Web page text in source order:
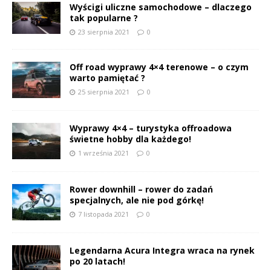
Wyścigi uliczne samochodowe – dlaczego
tak popularne ?
23 sierpnia 2021 0
Off road wyprawy 4×4 terenowe – o czym
warto pamiętać ?
25 sierpnia 2021 0
Wyprawy 4×4 – turystyka offroadowa
świetne hobby dla każdego!
1 września 2021 0
Rower downhill – rower do zadań
specjalnych, ale nie pod górkę!
7 listopada 2021 0
Legendarna Acura Integra wraca na rynek
po 20 latach!